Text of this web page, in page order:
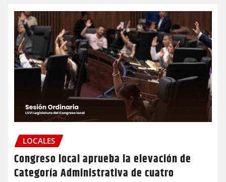
LOCALES
Congreso local aprueba la elevación de
Categoría Administrativa de cuatro